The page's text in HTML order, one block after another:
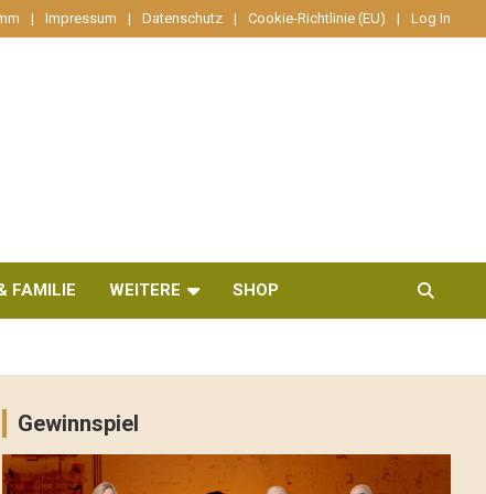
Impressum Datenschutz Cookie-Richtlinie (EU) Log In
FAMILIE WEITERE SHOP
Gewinnspiel